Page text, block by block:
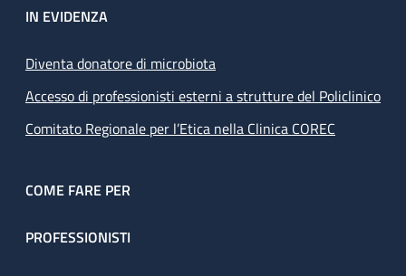
IN EVIDENZA
Diventa donatore di microbiota
Accesso di professionisti esterni a strutture del Policlinico
Comitato Regionale per l’Etica nella Clinica COREC
COME FARE PER
PROFESSIONISTI